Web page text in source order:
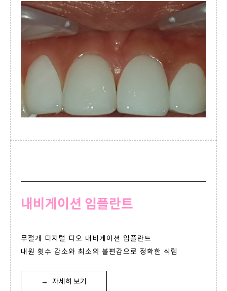
내비게이션 임플란트
무절개 디지털 디오 내비게이션 임플란트
내원 횟수 감소와 최소의 불편감으로 정확한 식립
→ 자세히 보기